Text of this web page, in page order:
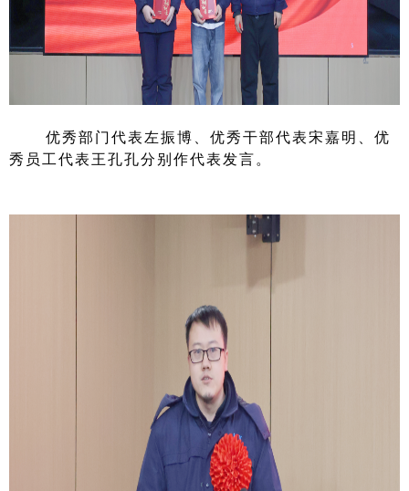
优秀部门代表左振博、优秀干部代表宋嘉明、优
秀员工代表王孔孔分别作代表发言。